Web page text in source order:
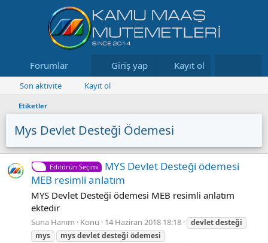
Forumlar Neler yeni Kaynaklar
Giriş yap Kayıt ol
Son aktivite Kayıt ol
Etiketler
Mys Devlet Desteği Ödemesi
Editörün Seçimi
MYS Devlet Desteği ödemesi
MEB resimli anlatım
MYS Devlet Desteği ödemesi MEB resimli anlatım
ektedir
Suna Hanım Konu 14 Haziran 2018 18:18 devletdesteği
mys
mysdevletdesteği ödemesi